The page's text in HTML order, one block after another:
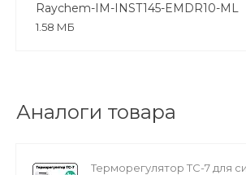
Raychem-IM-INST145-EMDR10-ML
1.58 МБ
Аналоги товара
Терморегулятор ТС-7 для